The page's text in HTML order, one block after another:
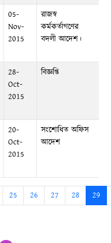
05-
Nov-
2015
রাজস্ব
কর্মকর্তাগণের
বদলী আদেশ।
28-
Oct-
2015
বিজ্ঞপ্তি
20-
Oct-
2015
সংশোধিত অফিস
আদেশ
25 26 27 28 29